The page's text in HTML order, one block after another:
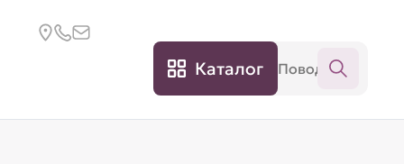
Каталог